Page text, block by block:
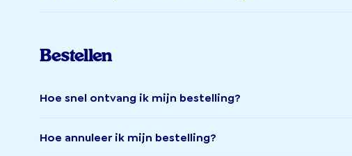
Bestellen
Hoe snel ontvang ik mijn bestelling?
Hoe annuleer ik mijn bestelling?